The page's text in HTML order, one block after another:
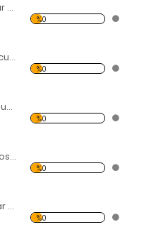
Balıklar ve kabarcıklar Temalı Duvar Sticker
%0
Enstrüman Çalan Çocuk Temalı Duvar Sticker
%0
Turuncu Kuş Temalı Duvar Sticker
%0
Mutlu Hayvanlar Tablosu Temalı Duvar Sticker
%0
Maymun Temalı Duvar Sticker
%0